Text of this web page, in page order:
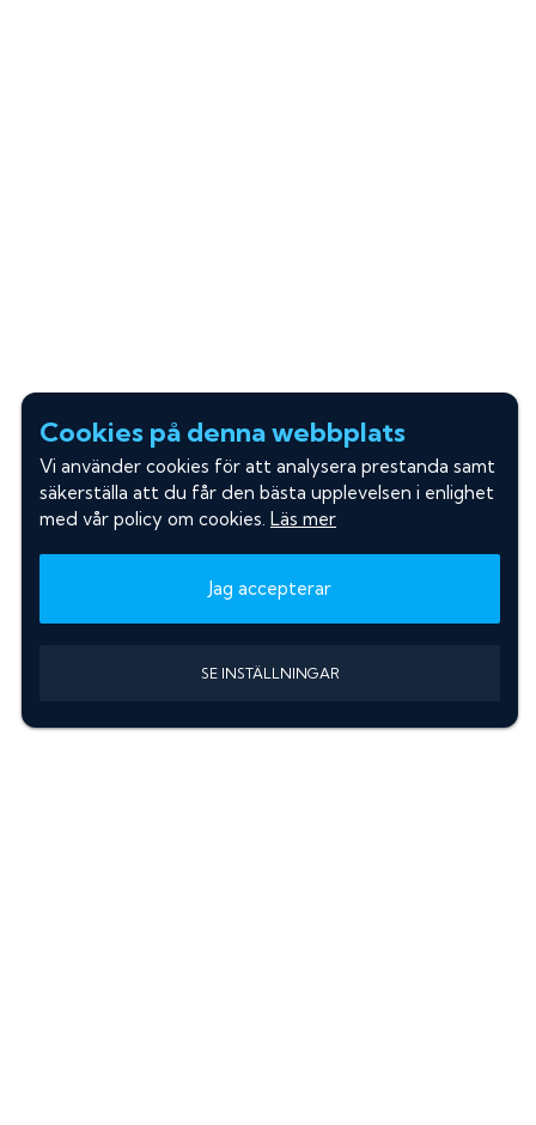
Cookies på denna webbplats
Vi använder cookies för att analysera prestanda samt
säkerställa att du får den bästa upplevelsen i enlighet
med vår policy om cookies. Läs mer
Jag accepterar
SE INSTÄLLNINGAR